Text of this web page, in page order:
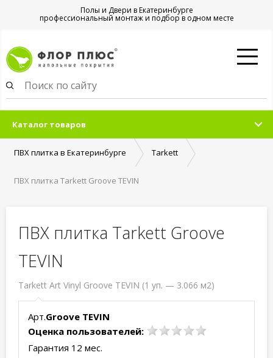
Полы и Двери в Екатеринбурге
профессиональный монтаж и подбор в одном месте
Каталог товаров
ПВХ плитка в Екатеринбурге Tarkett
ПВХ плитка Tarkett Groove TEVIN
ПВХ плитка Tarkett Groove
TEVIN
Tarkett Art Vinyl Groove TEVIN (1 уп. — 3.066 м2)
Арт.Groove TEVIN
Оценка пользователей:
Гарантия 12 мес.